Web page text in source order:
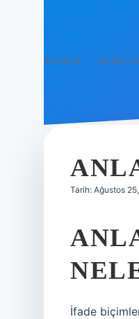
Anasayfa Gizlilik
Tarih: Ağustos
İfade